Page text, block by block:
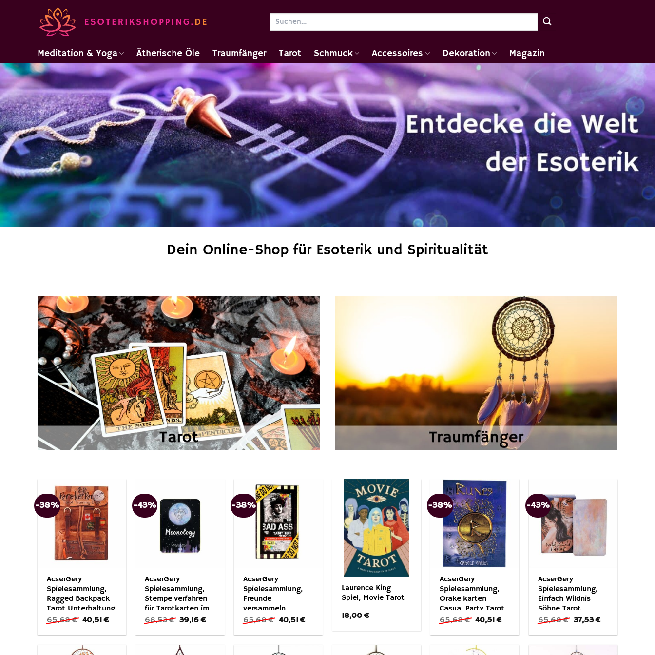
Suchen
Meditation & Yoga Ätherische Öle Traumfänger Tarot Schmuck Accessoires Dekoration Magazin
Dein Online-Shop für Esoterik und Spiritualität
-38%
AcserGery
Spielesammlung,
Ragged Backpack
Tarot Unterhaltung
Brettspiel
65,68€ Ursprünglicher
Preis
war:
40,51€Aktueller
ist:
-43%
AcserGery
Spielesammlung,
Stempelverfahren
für Tarotkarten im
Eisenkasten
68,53€ Ursprünglicher
Preis
war:
39,16€
ist:
-38%
AcserGery
Spielesammlung,
Freunde
versammeln
Unterhaltung
65,68€ Ursprünglicher
Preis
war:
40,51€Aktueller
ist:
Laurence King
Spiel, Movie Tarot
18,00€
-38%
AcserGery
Spielesammlung,
Orakelkarten
Casual Party Tarot
65,68€ Ursprünglicher
Preis
war:
40,51€
ist:
-43%
AcserGery
Spielesammlung,
Einfach Wildnis
Söhne Tarot
Brettspiel
65,68€ Ursprünglicher
Preis
war:
37,53€Aktueller
ist: